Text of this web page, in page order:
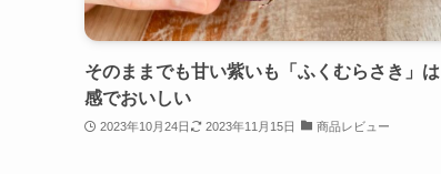
そのままでも甘い紫いも「ふくむらさき」
感でおいしい
2023年10月24日 2023年11月15日 商品レビュー